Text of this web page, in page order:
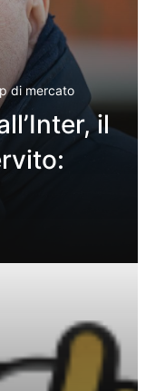
di mercato
il